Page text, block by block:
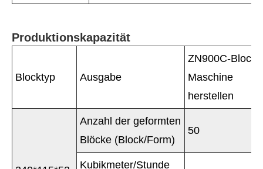
Produktionskapazität
Blocktyp Ausgabe
ZN900C-Block
Maschine
herstellen
Anzahl der geformten
Blöcke (Block/Form)
50
Kubikmeter/Stunde